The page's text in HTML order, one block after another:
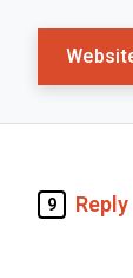
9 Reply